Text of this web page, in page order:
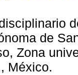
de
Zona
México.